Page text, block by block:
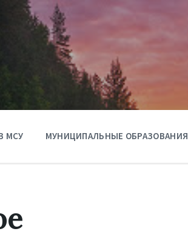
МСУ МУНИЦИПАЛЬНЫЕ ОБРАЗОВАНИЯ